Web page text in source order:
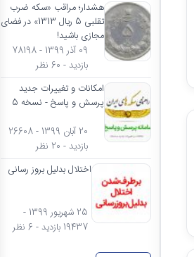
هشدار؛ مراقب «سکه ضرب
تقلبی 5 ریال 1313» در فضای
مجازی باشید!
09 آذر 1399 - 78198
بازدید - 60 نظر
امکانات و تغییرات جدید
پرسش و پاسخ - نسخه 5
20 آبان 1399 - 26608
بازدید - 20 نظر
اختلال بدلیل بروز رسانی
25 شهریور 1399 -
19437 بازدید - 6 نظر